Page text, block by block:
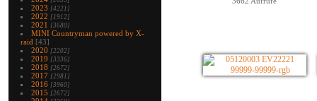
2023 [4221]
2022 [1912]
2021 [3680]
MINI Countryman powered by X-
raid [43]
2020 [2202]
2019 [3336]
2018 [2672]
2017 [2981]
2016 [3960]
2015 [2672]